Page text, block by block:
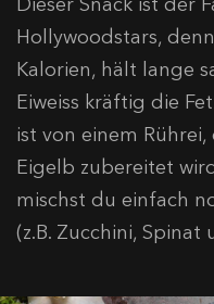
Hollywoodstars,
Kalorien, hält lange
Eiweiss kräftig die
ist von einem
Eigelb zubereitet
mischst du einfach
(z.B. Zucchini, Spinat